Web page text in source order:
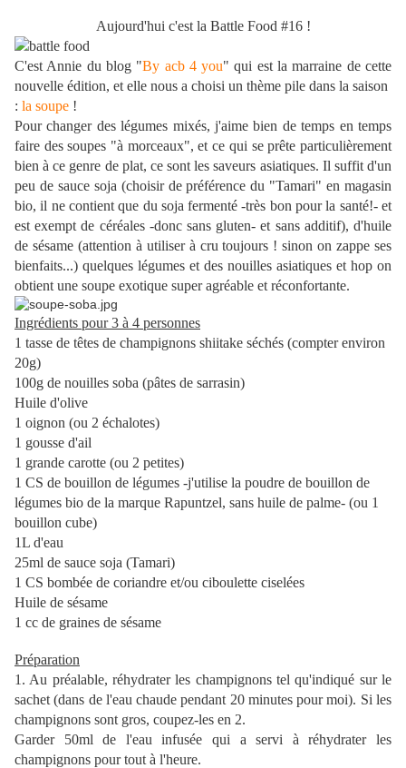
Aujourd'hui c'est la Battle Food #16 !
C'est Annie du blog "By acb 4 you" qui est la marraine de cette
nouvelle édition, et elle nous a choisi un thème pile dans la saison
: la soupe !
Pour changer des légumes mixés, j'aime bien de temps en temps
faire des soupes "à morceaux", et ce qui se prête particulièrement
bien à ce genre de plat, ce sont les saveurs asiatiques. Il suffit d'un
peu de sauce soja (choisir de préférence du "Tamari" en magasin
bio, il ne contient que du soja fermenté -très bon pour la santé!- et
est exempt de céréales -donc sans gluten- et sans additif), d'huile
de sésame (attention à utiliser à cru toujours ! sinon on zappe ses
bienfaits...) quelques légumes et des nouilles asiatiques et hop on
obtient une soupe exotique super agréable et réconfortante.
Ingrédients pour 3 à 4 personnes
1 tasse de têtes de champignons shiitake séchés (compter environ
20g)
100g de nouilles soba (pâtes de sarrasin)
Huile d'olive
1 oignon (ou 2 échalotes)
1 gousse d'ail
1 grande carotte (ou 2 petites)
1 CS de bouillon de légumes -j'utilise la poudre de bouillon de
légumes bio de la marque Rapuntzel, sans huile de palme- (ou 1
bouillon cube)
1L d'eau
25ml de sauce soja (Tamari)
1 CS bombée de coriandre et/ou ciboulette ciselées
Huile de sésame
1 cc de graines de sésame
Préparation
1. Au préalable, réhydrater les champignons tel qu'indiqué sur le
sachet (dans de l'eau chaude pendant 20 minutes pour moi). Si les
champignons sont gros, coupez-les en 2.
Garder 50ml de l'eau infusée qui a servi à réhydrater les
champignons pour tout à l'heure.